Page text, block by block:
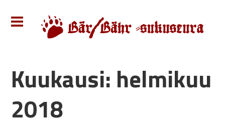
Kuukausi: helmikuu
2018